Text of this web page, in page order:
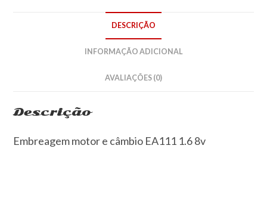
DESCRIÇÃO
INFORMAÇÃO ADICIONAL
AVALIAÇÕES (0)
Descrição
Embreagem motor e câmbio EA111 1.6 8v